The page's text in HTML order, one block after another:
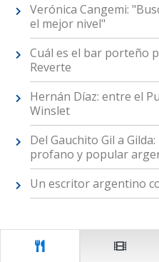
Verónica Cangemi:
el mejor nivel"
Cuál es el bar porteño
Reverte
Hernán Díaz: entre el
Winslet
Del Gauchito Gil a
profano y popular
Un escritor argentino